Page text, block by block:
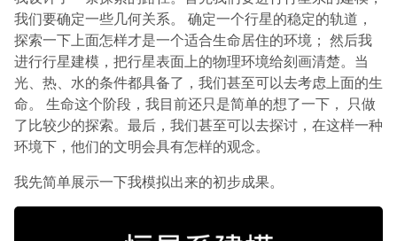
我们要确定一些几何关系。 确定一个行星的稳定的轨道，
探索一下上面怎样才是一个适合生命居住的环境； 然后我
进行行星建模，把行星表面上的物理环境给刻画清楚。当
光、热、水的条件都具备了，我们甚至可以去考虑上面的生
命。 生命这个阶段，我目前还只是简单的想了一下， 只做
了比较少的探索。最后，我们甚至可以去探讨，在这样一种
环境下，他们的文明会具有怎样的观念。
我先简单展示一下我模拟出来的初步成果。